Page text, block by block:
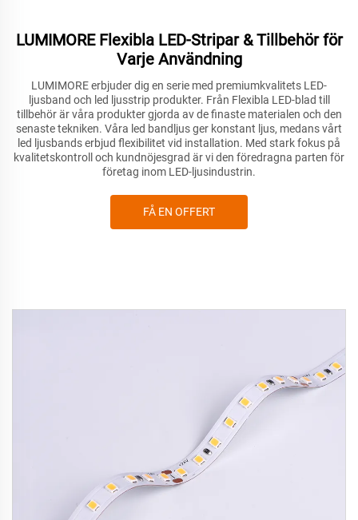
LUMIMORE Flexibla LED-Stripar & Tillbehör för
Varje Användning
LUMIMORE erbjuder dig en serie med premiumkvalitets LED-
ljusband och led ljusstrip produkter. Från Flexibla LED-blad till
tillbehör är våra produkter gjorda av de finaste materialen och den
senaste tekniken. Våra led bandljus ger konstant ljus, medans vårt
led ljusbands erbjud flexibilitet vid installation. Med stark fokus på
kvalitetskontroll och kundnöjesgrad är vi den föredragna parten för
företag inom LED-ljusindustrin.
FÅ EN OFFERT